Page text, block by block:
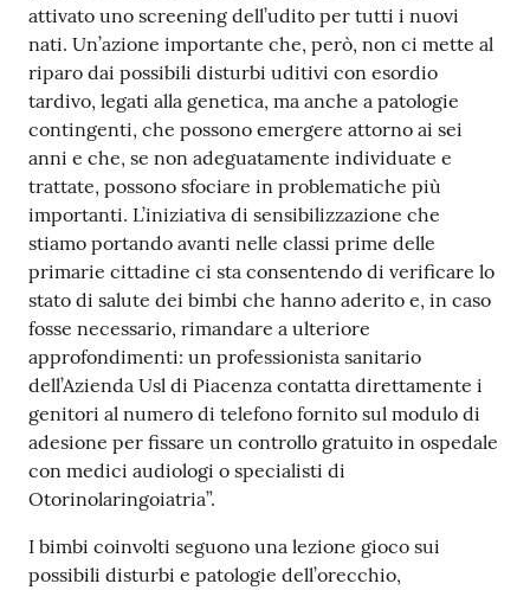
attivato uno screening dell’udito per tutti i nuovi
nati. Un’azione importante che, però, non ci mette al
riparo dai possibili disturbi uditivi con esordio
tardivo, legati alla genetica, ma anche a patologie
contingenti, che possono emergere attorno ai sei
anni e che, se non adeguatamente individuate e
trattate, possono sfociare in problematiche più
importanti. L’iniziativa di sensibilizzazione che
stiamo portando avanti nelle classi prime delle
primarie cittadine ci sta consentendo di verificare lo
stato di salute dei bimbi che hanno aderito e, in caso
fosse necessario, rimandare a ulteriore
approfondimenti: un professionista sanitario
dell’Azienda Usl di Piacenza contatta direttamente i
genitori al numero di telefono fornito sul modulo di
adesione per fissare un controllo gratuito in ospedale
con medici audiologi o specialisti di
Otorinolaringoiatria”.
I bimbi coinvolti seguono una lezione gioco sui
possibili disturbi e patologie dell’orecchio,